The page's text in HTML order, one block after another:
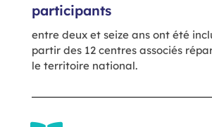
participants
entre deux et seize ans ont été
partir des 12 centres associés
le territoire national.